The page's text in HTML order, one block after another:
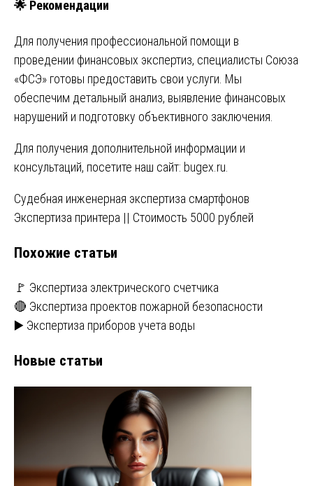
🌟 Рекомендации
Для получения профессиональной помощи в
проведении финансовых экспертиз, специалисты Союза
«ФСЭ» готовы предоставить свои услуги. Мы
обеспечим детальный анализ, выявление финансовых
нарушений и подготовку объективного заключения.
Для получения дополнительной информации и
консультаций, посетите наш сайт: bugex.ru.
Навигация
записям
Судебная инженерная экспертиза смартфонов
Экспертиза принтера || Стоимость 5000 рублей
Похожие статьи
🚩 Экспертиза электрического счетчика
🔴 Экспертиза проектов пожарной безопасности
▶️ Экспертиза приборов учета воды
Новые статьи